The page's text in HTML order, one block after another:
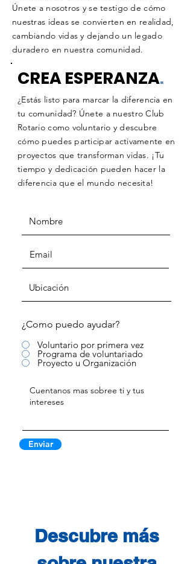
Únete a nosotros y se testigo de cómo
nuestras ideas se convierten en realidad,
cambiando vidas y dejando un legado
duradero en nuestra comunidad.
CREA ESPERANZA.
¿Estás listo para marcar la diferencia en
tu comunidad? Únete a nuestro Club
Rotario como voluntario y descubre
cómo puedes participar activamente en
proyectos que transforman vidas. ¡Tu
tiempo y dedicación pueden hacer la
diferencia que el mundo necesita!
¿Como puedo ayudar?
Voluntario por primera vez
Programa de voluntariado
Proyecto u Organización
Enviar
Descubre más